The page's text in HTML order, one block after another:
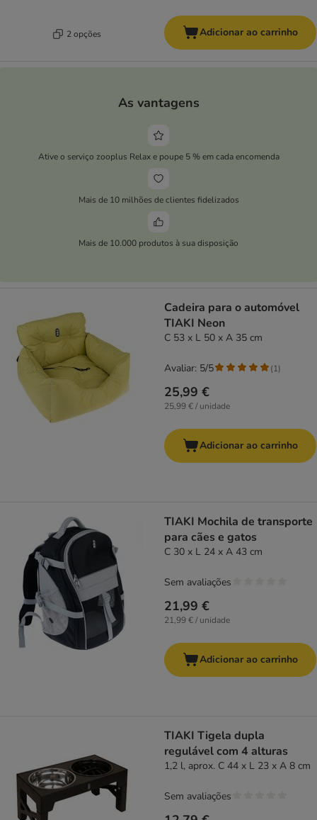
2 opções Adicionar ao carrinho
As vantagens
Ative o serviço zooplus Relax e poupe 5 % em cada encomenda
Mais de 10 milhões de clientes fidelizados
Mais de 10.000 produtos à sua disposição
Cadeira para o automóvel
TIAKI Neon
C 53 x L 50 x A 35 cm
25,99 €
25,99 € / unidade
Avaliar: 5/5 (1)
Adicionar ao carrinho
TIAKI Mochila de transporte
para cães e gatos
C 30 x L 24 x A 43 cm
21,99 €
21,99 € / unidade
Sem avaliações
Adicionar ao carrinho
TIAKI Tigela dupla
regulável com 4 alturas
1,2 l, aprox. C 44 x L 23 x A 8 cm
Sem avaliações